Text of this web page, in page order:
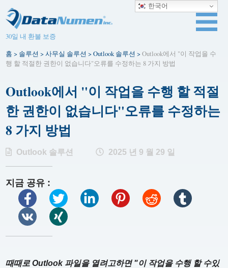
30일 내 환불 보증
홈 > 솔루션 >사무실 솔루션 >Outlook 솔루션 >Outlook에서 "이 작업을 수
행 할 적절한 권한이 없습니다"오류를 수정하는 8 가지 방법
Outlook에서 "이 작업을 수행 할 적절
한 권한이 없습니다"오류를 수정하는
8 가지 방법
Outlook 솔루션 2025 년 9 월 29 일
지금 공유 :
때때로 Outlook 파일을 열려고하면 "이 작업을 수행 할 수있
한국어